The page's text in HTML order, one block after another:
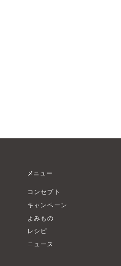
メニュー
コンセプト
キャンペーン
よみもの
レシピ
ニュース